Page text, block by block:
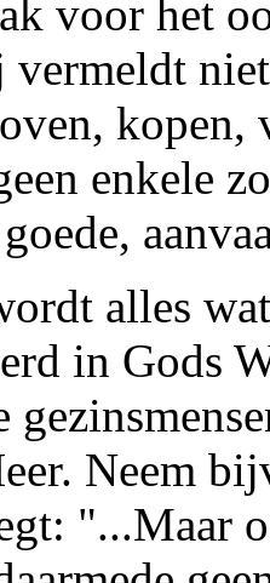
voor het
vermeldt
kopen,
enkele
alles
in Gods
Neem
"...Maar